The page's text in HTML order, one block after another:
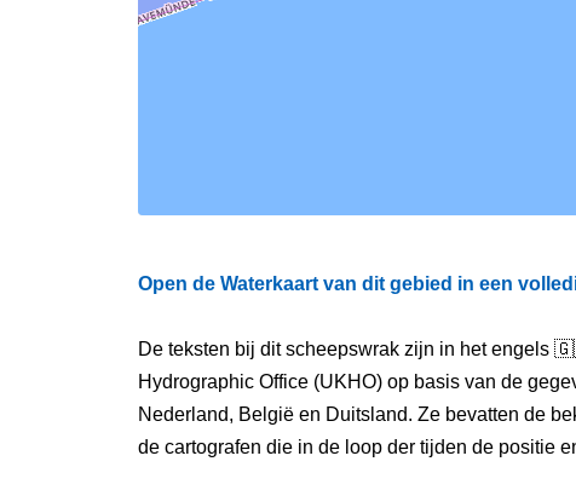
Open de Waterkaart van dit gebied in een
De teksten bij dit scheepswrak zijn in het engels
Hydrographic Office (UKHO) op basis van de
Nederland, België en Duitsland. Ze bevatten de
de cartografen die in de loop der tijden de positie